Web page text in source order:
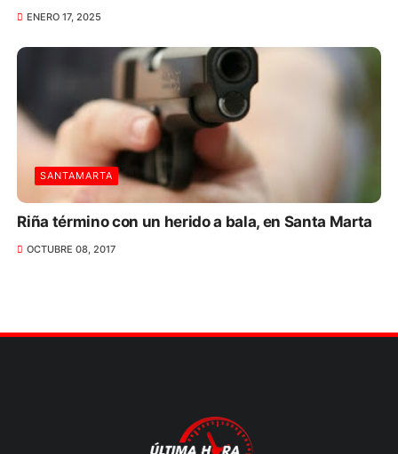
ENERO 17, 2025
SANTAMARTA
Riña término con un herido a bala, en Santa Marta
OCTUBRE 08, 2017